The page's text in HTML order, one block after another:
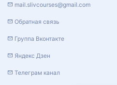
mail.slivcourses@gmail.com
Обратная связь
Группа Вконтакте
Яндекс Дзен
Телеграм канал